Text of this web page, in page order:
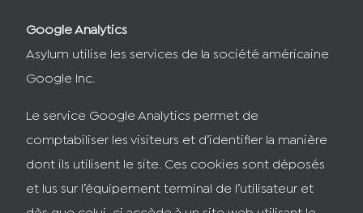
Google Analytics
Asylum utilise les services de la société américaine
Google Inc.
Le service Google Analytics permet de
comptabiliser les visiteurs et d’identifier la manière
dont ils utilisent le site. Ces cookies sont déposés
et lus sur l’équipement terminal de l’utilisateur et